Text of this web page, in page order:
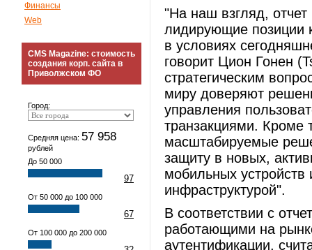
Финансы
Web
CMS Magazine: стоимость
создания корп. сайта в
Приволжском ФО
Город:
Средняя цена: 57 958
рублей
До 50 000
97
От 50 000 до 100 000
67
От 100 000 до 200 000
"На наш взгляд,
лидирующие позиции
в условиях
говорит Цион Гонен
стратегическим
миру доверяют
управления
транзакциями. Кроме
масштабируемые
защиту в новых,
мобильных устройств
инфраструктурой".
В соответствии с
работающими на
аутентификации,